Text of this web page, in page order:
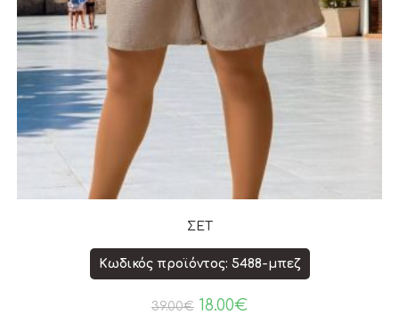
ΣΕΤ
Κωδικός προϊόντος: 5488-μπεζ
39.00€ 18.00€